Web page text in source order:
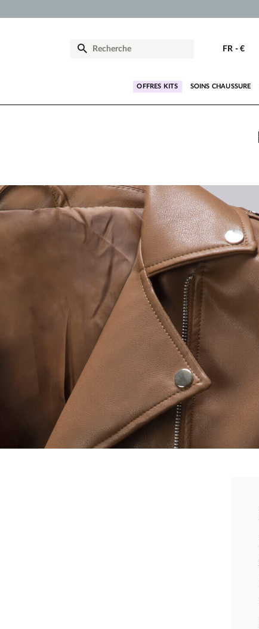
FR - €
OFFRES KITS SOINS CHAUSSURE